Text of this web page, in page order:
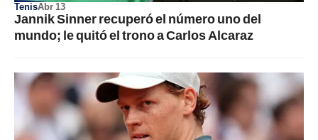
TenisAbr 13
Jannik Sinner recuperó el número uno del
mundo; le quitó el trono a Carlos Alcaraz